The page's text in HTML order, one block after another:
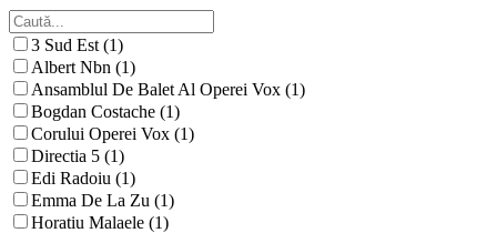
3 Sud Est (1)
Albert Nbn (1)
Ansamblul De Balet Al Operei Vox (1)
Bogdan Costache (1)
Corului Operei Vox (1)
Directia 5 (1)
Edi Radoiu (1)
Emma De La Zu (1)
Horatiu Malaele (1)